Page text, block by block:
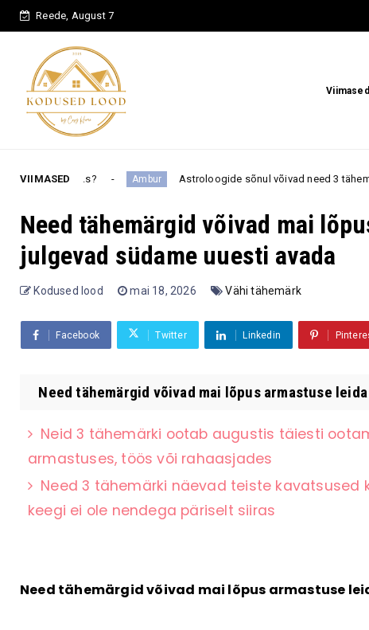
Reede, August 7
Viimased
VIIMASED
Ambur Astroloogide sõnul võivad need 3 tähemärki enne augusti
Need tähemärgid võivad mai
julgevad südame uuesti avada
Kodused lood mai 18, 2026 Vähi tähemärk
Facebook Twitter Linkedin
Need tähemärgid võivad mai lõpus armastuse
Neid 3 tähemärki ootab augustis täiesti
armastuses, töös või rahaasjades
Need 3 tähemärki näevad teiste kavatsused
keegi ei ole nendega päriselt siiras
Need tähemärgid võivad mai lõpus armastuse